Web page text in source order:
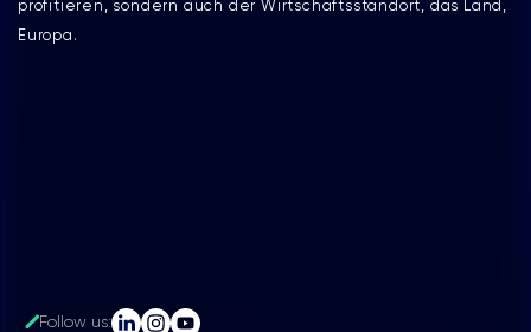
profitieren, sondern auch der Wirtschaftsstandort, das Land,
Europa.
Follow us: